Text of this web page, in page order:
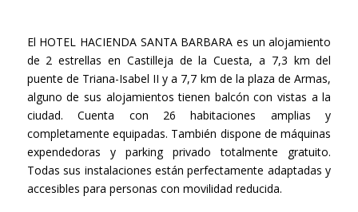
El HOTEL HACIENDA SANTA BARBARA es un alojamiento
de 2 estrellas en Castilleja de la Cuesta, a 7,3 km del
puente de Triana-Isabel II y a 7,7 km de la plaza de Armas,
alguno de sus alojamientos tienen balcón con vistas a la
ciudad. Cuenta con 26 habitaciones amplias y
completamente equipadas. También dispone de máquinas
expendedoras y parking privado totalmente gratuito.
Todas sus instalaciones están perfectamente adaptadas y
accesibles para personas con movilidad reducida.